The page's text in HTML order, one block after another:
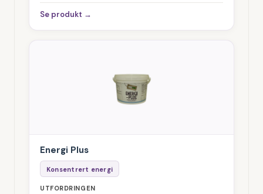
Se produkt →
Energi Plus
Konsentrert energi
UTFORDRINGEN